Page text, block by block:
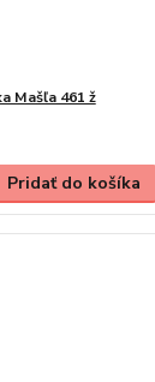
Mašľa 461 ž
Pridať do košíka